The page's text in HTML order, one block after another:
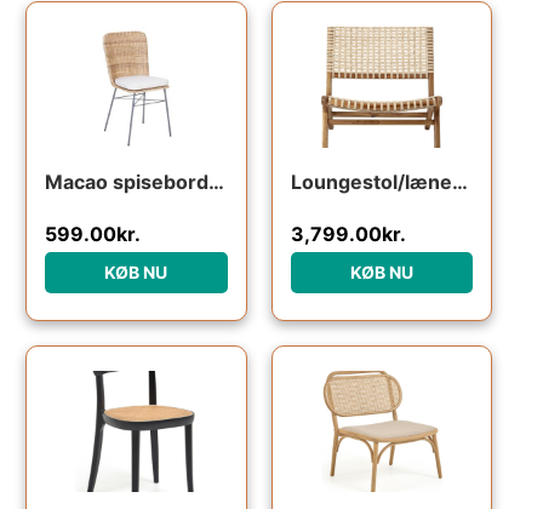
Macao spisebordsstol 48x56x90cm
599.00kr.
KØB NU
Loungestol/lænestol Bloomingville Keila i naturteak og flettet rattan – dansk design H78xB65 cm
3,799.00kr.
KØB NU